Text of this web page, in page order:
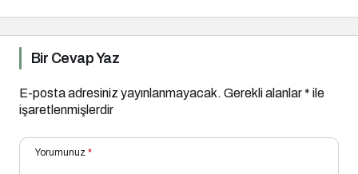
Bir Cevap Yaz
E-posta adresiniz yayınlanmayacak. Gerekli alanlar* ile
işaretlenmişlerdir
Yorumunuz *